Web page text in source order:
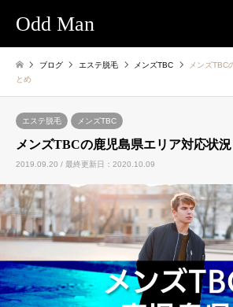
Odd Man
ブログ エステ脱毛 メンズTBC
メンズTBC
とめ
エステ脱毛 メンズTBC
メンズTBCの鹿児島県エリア対応状
2019.09.20 / 最終更新日：2020.10.09